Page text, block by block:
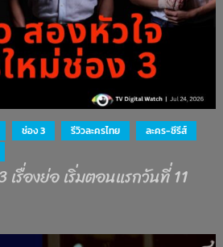
ช่อง 3 รีวิวละครไทย
ละคร-ซีรีส์
เรื่องย่อ เริ่มตอนแรกวันที่ 11